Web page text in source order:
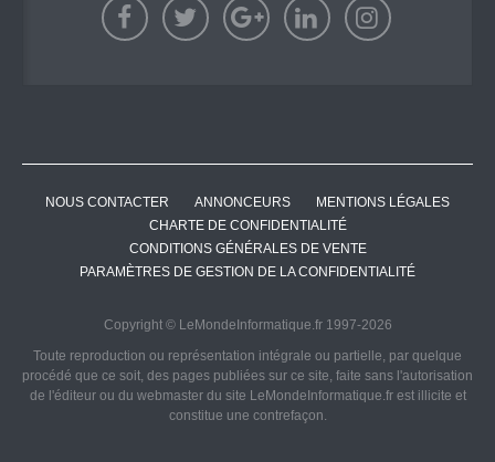
NOUS CONTACTER ANNONCEURS
MENTIONS LÉGALES
CHARTE DE CONFIDENTIALITÉ
CONDITIONS GÉNÉRALES DE VENTE
PARAMÈTRES DE GESTION DE LA CONFIDENTIALITÉ
Copyright © LeMondeInformatique.fr 1997-2026
Toute reproduction ou représentation intégrale ou partielle, par quelque
procédé que ce soit, des pages publiées sur ce site, faite sans l'autorisation
de l'éditeur ou du webmaster du site LeMondeInformatique.fr est illicite et
constitue une contrefaçon.